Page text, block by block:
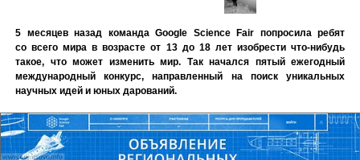
5 месяцев назад команда Google Science Fair попросила ребят
со всего мира в возрасте от 13 до 18 лет изобрести что-нибудь
такое, что может изменить мир. Так начался пятый ежегодный
международный конкурс, направленный на поиск уникальных
научных идей и юных дарований.